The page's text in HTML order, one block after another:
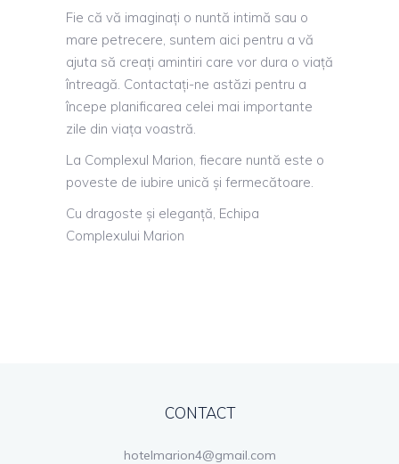
Fie că vă imaginați o nuntă intimă sau o
mare petrecere, suntem aici pentru a vă
ajuta să creați amintiri care vor dura o viață
întreagă. Contactați-ne astăzi pentru a
începe planificarea celei mai importante
zile din viața voastră.
La Complexul Marion, fiecare nuntă este o
poveste de iubire unică și fermecătoare.
Cu dragoste și eleganță, Echipa
Complexului Marion
CONTACT
hotelmarion4@gmail.com